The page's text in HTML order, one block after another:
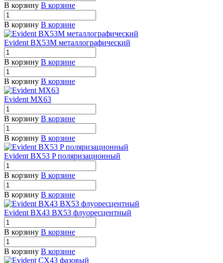
В корзину В корзине
В корзину В корзине
Evident BX53M металлографический
В корзину В корзине
В корзину В корзине
Evident MX63
В корзину В корзине
В корзину В корзине
Evident BX53 P поляризационный
В корзину В корзине
В корзину В корзине
Evident BX43 BX53 флуоресцентный
В корзину В корзине
В корзину В корзине